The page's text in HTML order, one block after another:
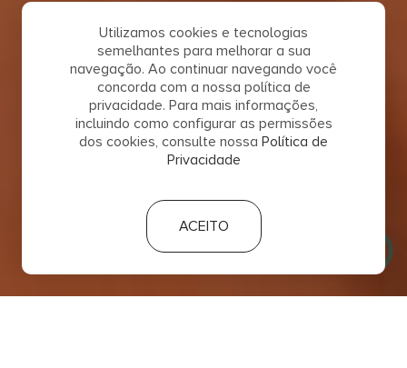
Utilizamos cookies e tecnologias
semelhantes para melhorar a sua
navegação. Ao continuar navegando você
concorda com a nossa política de
privacidade. Para mais informações,
incluindo como configurar as permissões
dos cookies, consulte nossa Política de
Privacidade
ACEITO